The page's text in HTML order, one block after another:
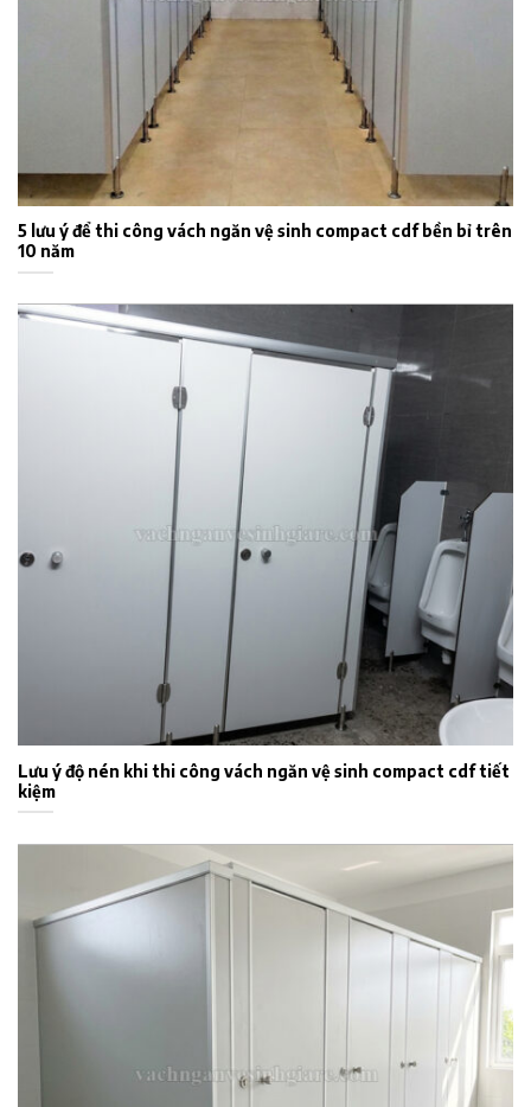
5 lưu ý để thi công vách ngăn vệ sinh compact cdf bền bỉ trên
10 năm
Lưu ý độ nén khi thi công vách ngăn vệ sinh compact cdf tiết
kiệm